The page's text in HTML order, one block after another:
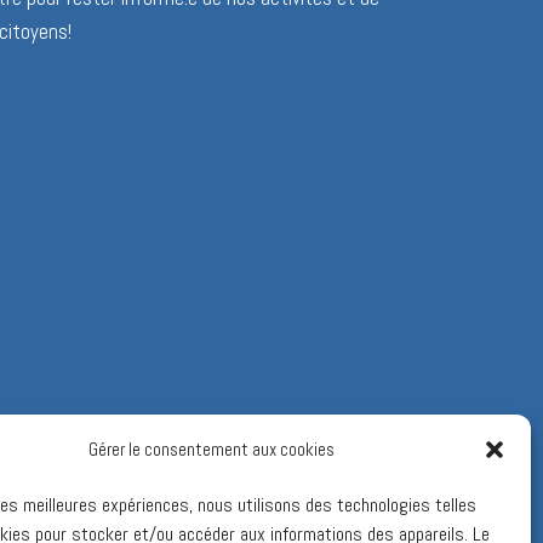
Gérer le consentement aux cookies
meilleures expériences, nous utilisons des technologies telles
pour stocker et/ou accéder aux informations des appareils. Le